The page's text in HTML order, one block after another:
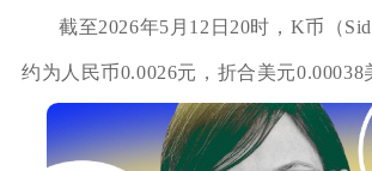
截至2026年5月12日20时，K币（
约为人民币0.0026元，折合美元0.00038